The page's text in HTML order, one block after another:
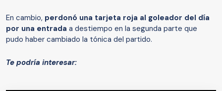
En cambio, perdonó una tarjeta roja al goleador del día
por una entrada a destiempo en la segunda parte que
pudo haber cambiado la tónica del partido.
Te podría interesar: